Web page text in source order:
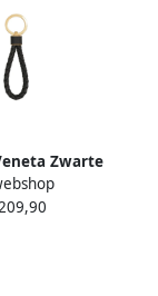
Zwarte
Black